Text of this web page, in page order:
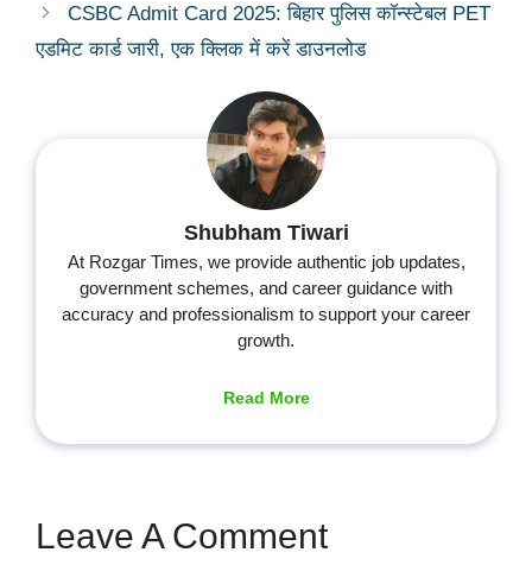
CSBC Admit Card 2025: बिहार पुलिस कॉन्स्टेबल PET
एडमिट कार्ड जारी, एक क्लिक में करें डाउनलोड
Shubham Tiwari
At Rozgar Times, we provide authentic job updates,
government schemes, and career guidance with
accuracy and professionalism to support your career
growth.
Read More
Leave A Comment